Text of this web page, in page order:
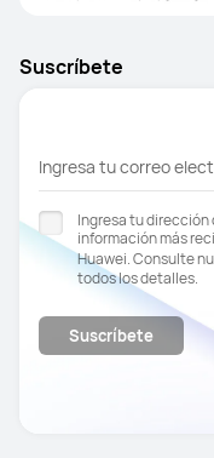
Suscríbete
Ingresa tu correo
Ingresa tu
información más
Huawei. Consulte
todos los detalles.
Suscríbete